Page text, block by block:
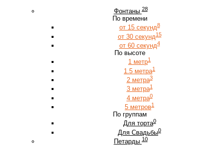
Фонтаны 28
По времени
от 15 секунд8
от 30 секунд15
от 60 секунд4
По высоте
1 метр1
1.5 метра1
2 метра3
3 метра1
4 метра0
5 метров1
По группам
Для торта0
Для Свадьбы0
Петарды 10